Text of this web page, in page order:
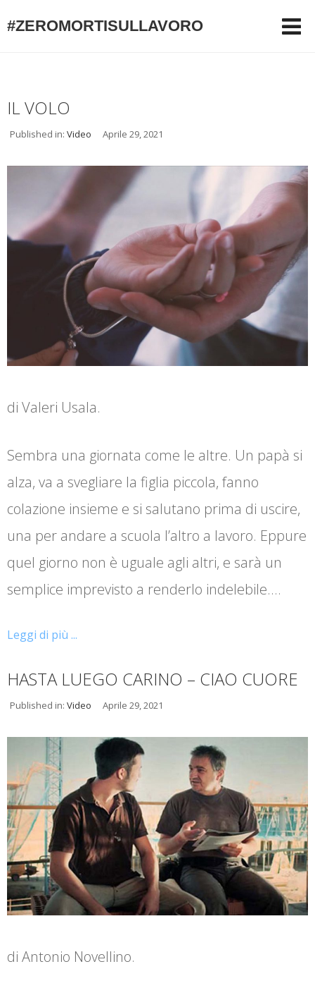
#ZEROMORTISULLAVORO
IL VOLO
Published in: Video Aprile 29, 2021
di Valeri Usala.
Sembra una giornata come le altre. Un papà si
alza, va a svegliare la figlia piccola, fanno
colazione insieme e si salutano prima di uscire,
una per andare a scuola l’altro a lavoro. Eppure
quel giorno non è uguale agli altri, e sarà un
semplice imprevisto a renderlo indelebile.…
Leggi di più ...
HASTA LUEGO CARINO – CIAO CUORE
Published in: Video Aprile 29, 2021
di Antonio Novellino.